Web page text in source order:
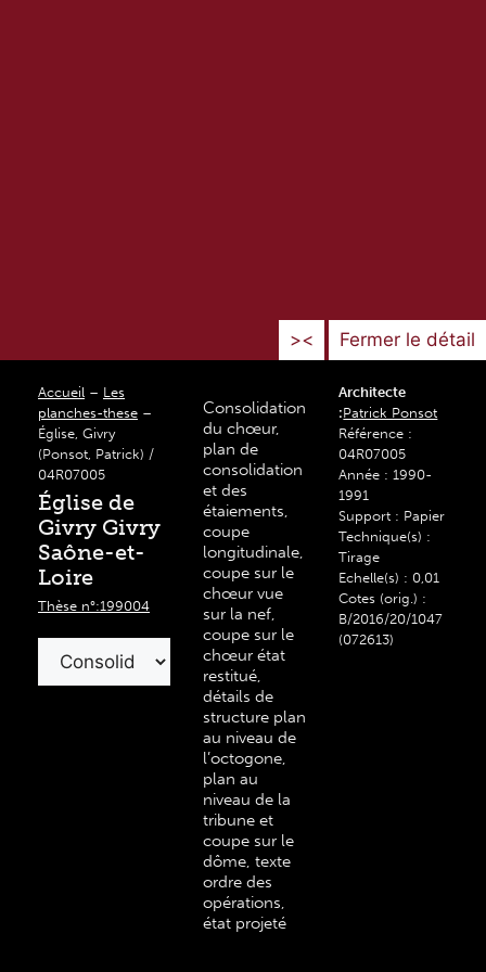
>< Fermer le détail
Accueil – Les
planches-these –
Église, Givry
(Ponsot, Patrick) /
04R07005
Église de
Givry Givry
Saône-et-
Loire
Thèse n°:199004
Consolidation
du chœur,
plan de
consolidation
et des
étaiements,
coupe
longitudinale,
coupe sur le
chœur vue
sur la nef,
coupe sur le
chœur état
restitué,
détails de
structure plan
au niveau de
l’octogone,
plan au
niveau de la
tribune et
coupe sur le
dôme, texte
ordre des
opérations,
état projeté
Architecte
:Patrick Ponsot
Référence :
04R07005
Année : 1990-
1991
Support : Papier
Technique(s) :
Tirage
Echelle(s) : 0,01
Cotes (orig.) :
B/2016/20/1047
(072613)